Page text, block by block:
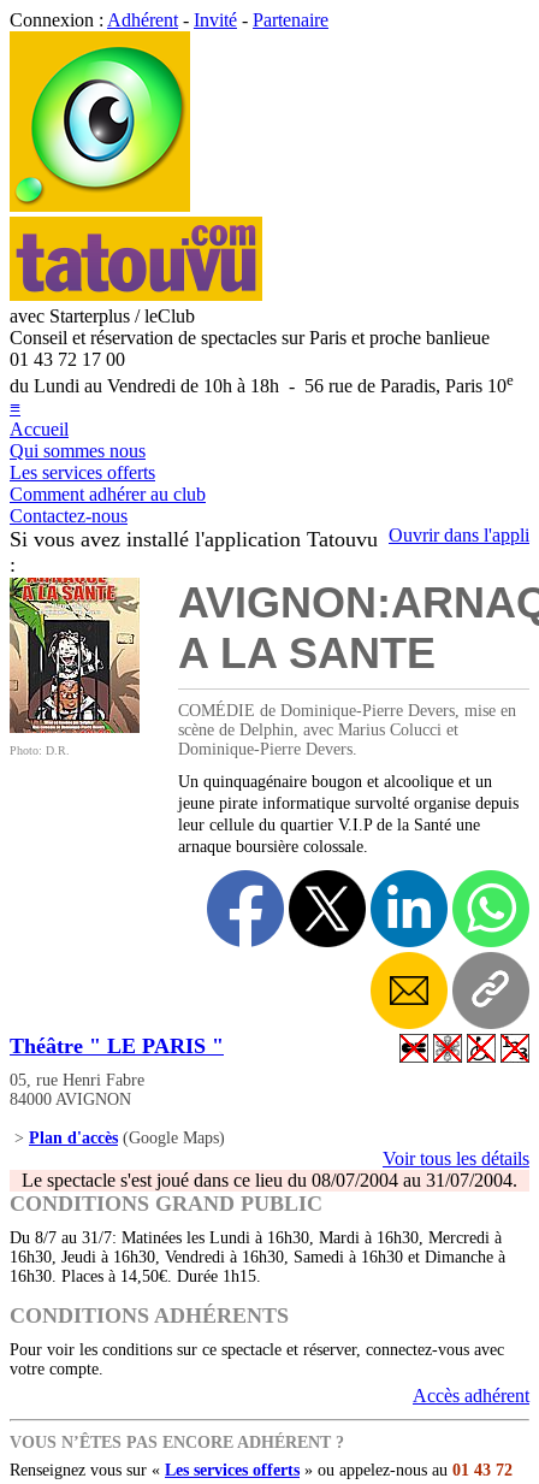
Connexion : Adhérent - Invité - Partenaire
avec Starterplus / leClub
Conseil et réservation de spectacles sur Paris et proche banlieue
01 43 72 17 00
du Lundi au Vendredi de 10h à 18h - 56 rue de Paradis, Paris 10e
≡
Accueil
Qui sommes nous
Les services offerts
Comment adhérer au club
Contactez-nous
Ouvrir dans l'appli
Si vous avez installé l'application Tatouvu
:
Photo: D.R.
A LA SANTE
COMÉDIE de Dominique-Pierre Devers, mise en
scène de Delphin, avec Marius Colucci et
Dominique-Pierre Devers.
Un quinquagénaire bougon et alcoolique et un
jeune pirate informatique survolté organise depuis
leur cellule du quartier V.I.P de la Santé une
arnaque boursière colossale.
Théâtre " LE PARIS "
05, rue Henri Fabre
84000 AVIGNON
> Plan d'accès (Google Maps)
Voir tous les détails
Le spectacle s'est joué dans ce lieu du 08/07/2004 au 31/07/2004.
CONDITIONS GRAND PUBLIC
Du 8/7 au 31/7: Matinées les Lundi à 16h30, Mardi à 16h30, Mercredi à
16h30, Jeudi à 16h30, Vendredi à 16h30, Samedi à 16h30 et Dimanche à
16h30. Places à 14,50€. Durée 1h15.
CONDITIONS ADHÉRENTS
Pour voir les conditions sur ce spectacle et réserver, connectez-vous avec
votre compte.
Accès adhérent
VOUS N’ÊTES PAS ENCORE ADHÉRENT ?
Renseignez vous sur « Les services offerts » ou appelez-nous au 01 43 72